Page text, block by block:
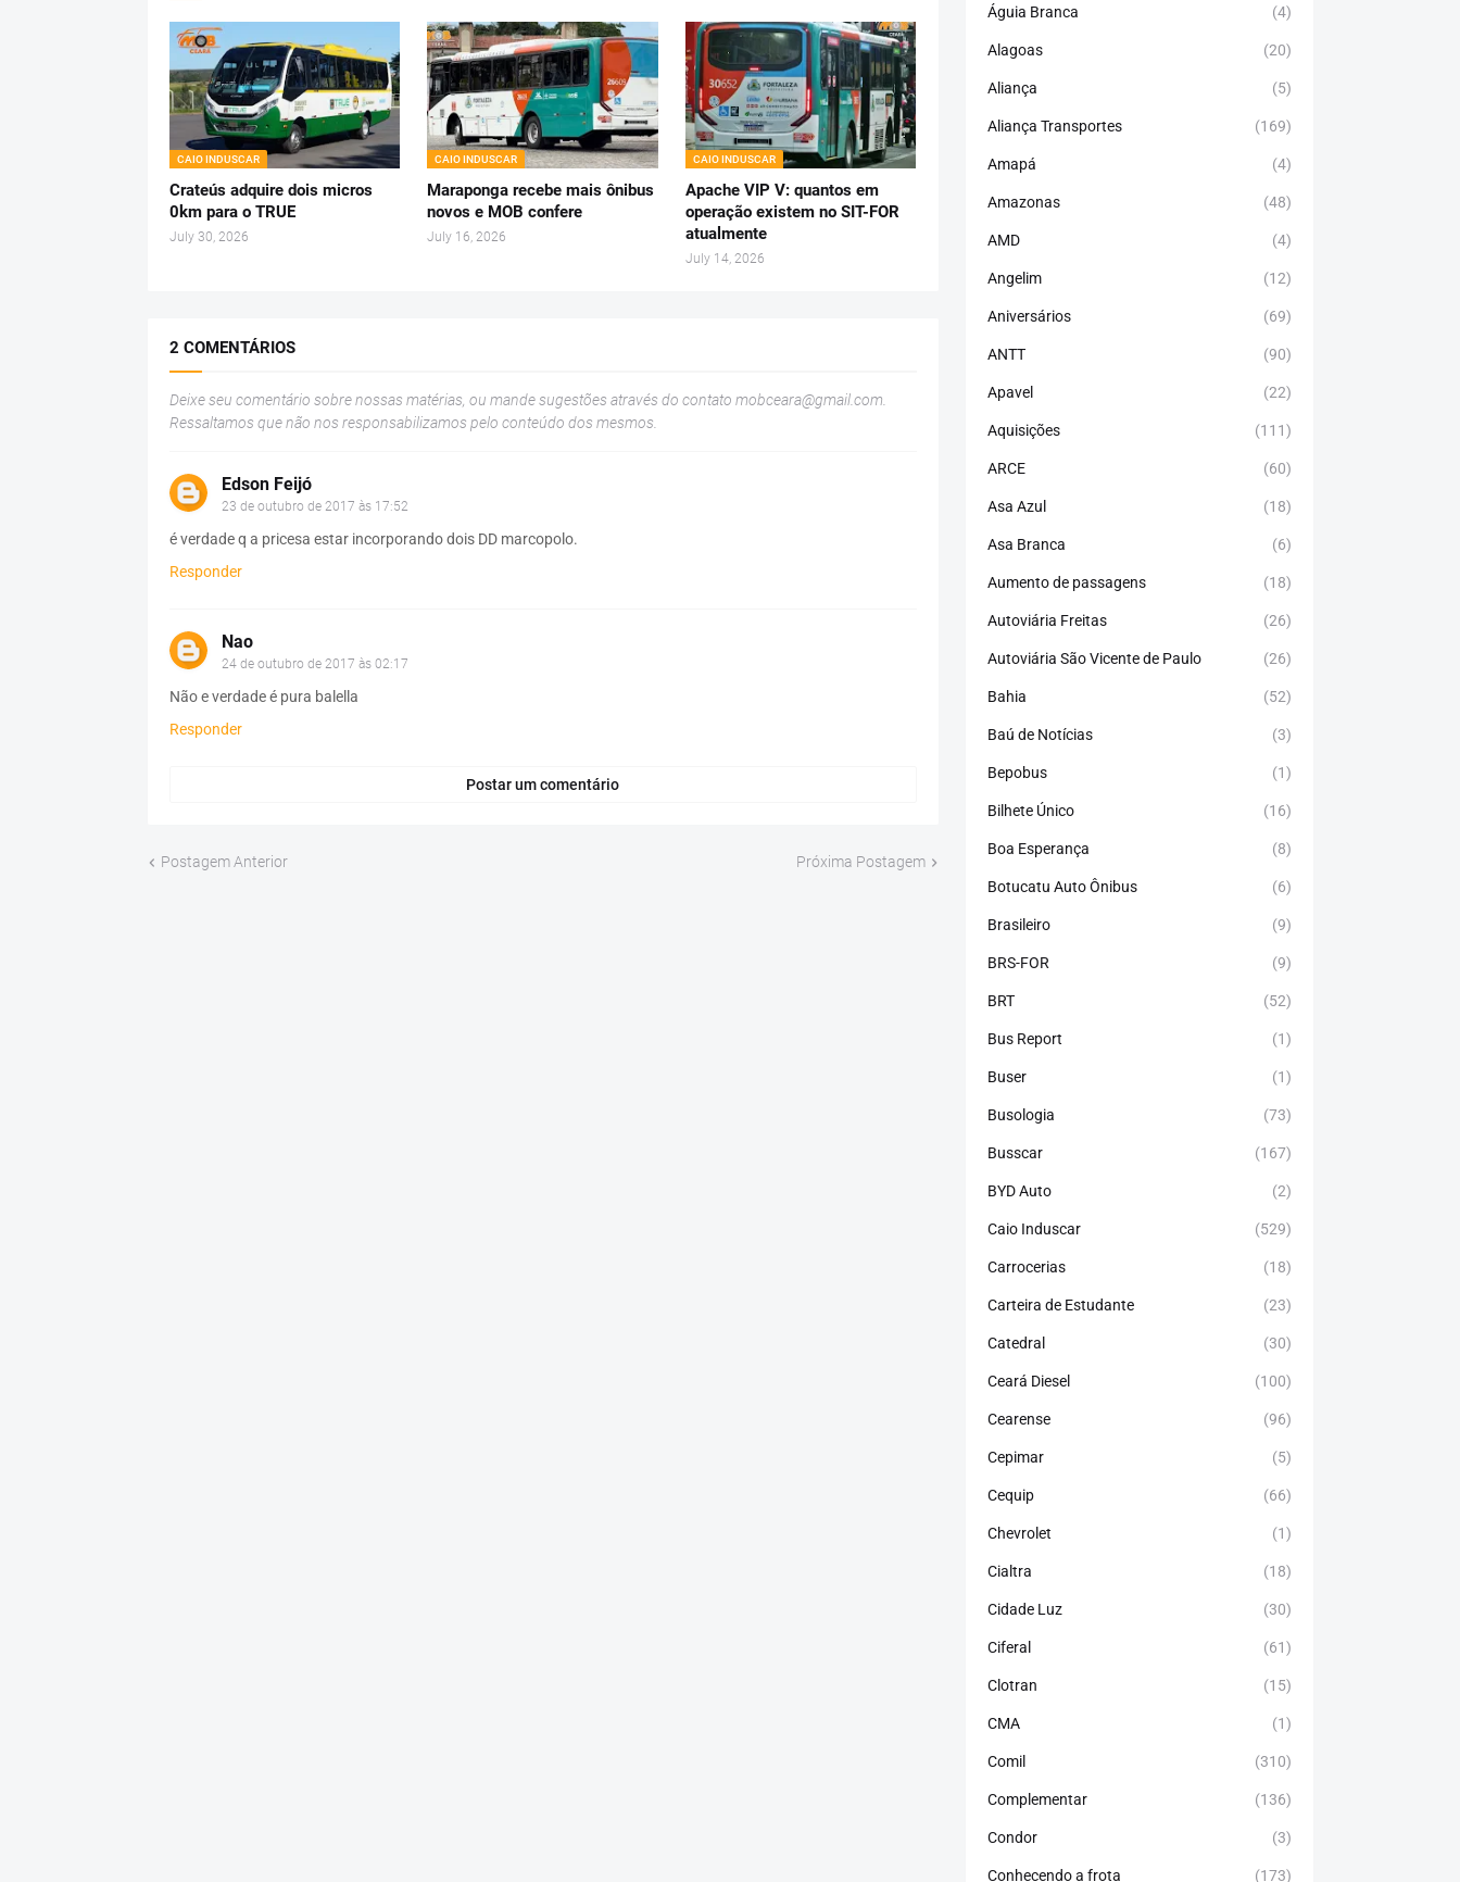
CAIO INDUSCAR
Crateús adquire dois micros
0km para o TRUE
July 30, 2026
CAIO INDUSCAR
Maraponga recebe mais ônibus
novos e MOB confere
July 16, 2026
CAIO INDUSCAR
Apache VIP V: quantos em
operação existem no SIT-FOR
atualmente
July 14, 2026
2 COMENTÁRIOS
Deixe seu comentário sobre nossas matérias, ou mande sugestões através do contato mobceara@gmail.com.
Ressaltamos que não nos responsabilizamos pelo conteúdo dos mesmos.
Edson Feijó
23 de outubro de 2017 às 17:52
é verdade q a pricesa estar incorporando dois DD marcopolo.
Responder
Nao
24 de outubro de 2017 às 02:17
Não e verdade é pura balella
Responder
Postar um comentário
Postagem Anterior Próxima Postagem
Águia Branca (4)
Alagoas (20)
Aliança (5)
Aliança Transportes (169)
Amapá (4)
Amazonas (48)
AMD (4)
Angelim (12)
Aniversários (69)
ANTT (90)
Apavel (22)
Aquisições (111)
ARCE (60)
Asa Azul (18)
Asa Branca (6)
Aumento de passagens (18)
Autoviária Freitas (26)
Autoviária São Vicente de Paulo (26)
Bahia (52)
Baú de Notícias (3)
Bepobus (1)
Bilhete Único (16)
Boa Esperança (8)
Botucatu Auto Ônibus (6)
Brasileiro (9)
BRS-FOR (9)
BRT (52)
Bus Report (1)
Buser (1)
Busologia (73)
Busscar (167)
BYD Auto (2)
Caio Induscar (529)
Carrocerias (18)
Carteira de Estudante (23)
Catedral (30)
Ceará Diesel (100)
Cearense (96)
Cepimar (5)
Cequip (66)
Chevrolet (1)
Cialtra (18)
Cidade Luz (30)
Ciferal (61)
Clotran (15)
CMA (1)
Comil (310)
Complementar (136)
Condor (3)
Conhecendo a frota (173)